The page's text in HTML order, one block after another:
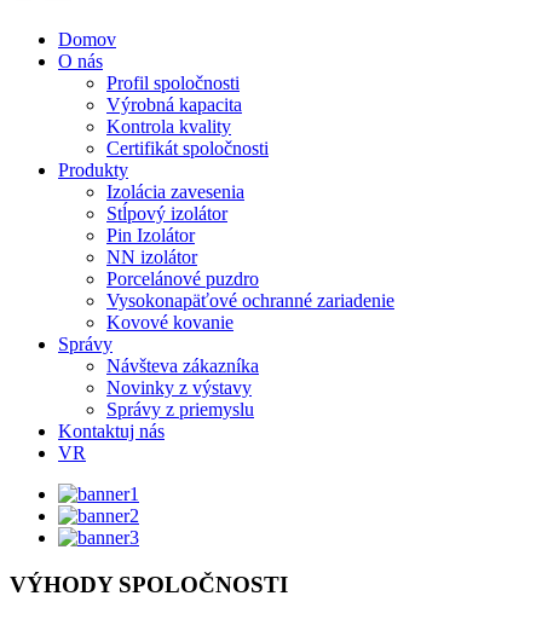
Domov
O nás
Profil spoločnosti
Výrobná kapacita
Kontrola kvality
Certifikát spoločnosti
Produkty
Izolácia zavesenia
Stĺpový izolátor
Pin Izolátor
NN izolátor
Porcelánové puzdro
Vysokonapäťové ochranné zariadenie
Kovové kovanie
Správy
Návšteva zákazníka
Novinky z výstavy
Správy z priemyslu
Kontaktuj nás
VR
VÝHODY SPOLOČNOSTI